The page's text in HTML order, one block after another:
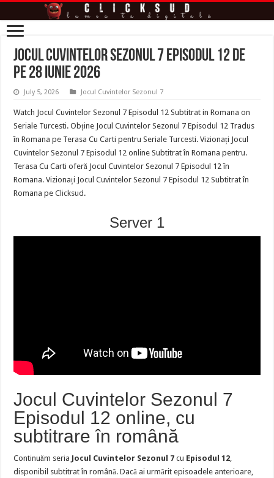
Jocul Cuvintelor Sezonul 7 Episodul 12 de
pe 28 iunie 2026
July 5, 2026 Jocul Cuvintelor Sezonul 7
Watch Jocul Cuvintelor Sezonul 7 Episodul 12 Subtitrat in Romana on
Seriale Turcesti. Obține Jocul Cuvintelor Sezonul 7 Episodul 12 Tradus
în Romana pe Terasa Cu Carti pentru Seriale Turcesti. Vizionați Jocul
Cuvintelor Sezonul 7 Episodul 12 online Subtitrat în Romana pentru.
Terasa Cu Carti oferă Jocul Cuvintelor Sezonul 7 Episodul 12 în
Romana. Vizionați Jocul Cuvintelor Sezonul 7 Episodul 12 Subtitrat în
Romana peClicksud .
Server 1
Jocul Cuvintelor Sezonul 7
Episodul 12 online, cu
subtitrare în română
Continuăm seria Jocul Cuvintelor Sezonul 7 cu Episodul 12,
disponibil subtitrat în română. Dacă ai urmărit episoadele anterioare,